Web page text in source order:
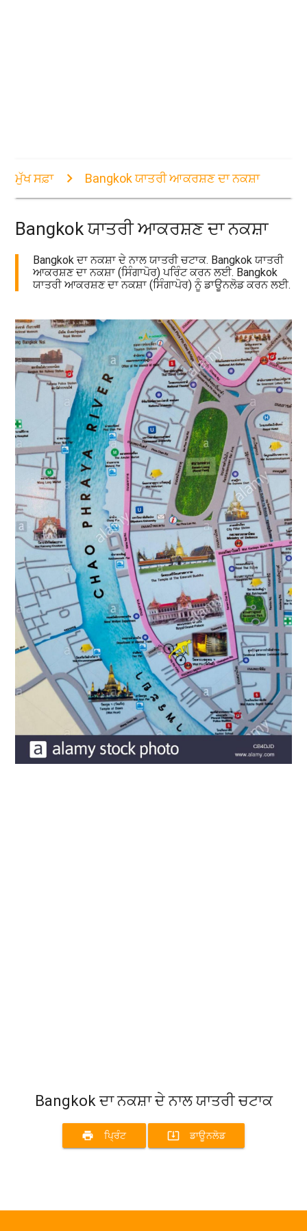
ਮੁੱਖ ਸਫ਼ਾ Bangkok ਯਾਤਰੀ ਆਕਰਸ਼ਣ ਦਾ ਨਕਸ਼ਾ
Bangkok ਯਾਤਰੀ ਆਕਰਸ਼ਣ ਦਾ ਨਕਸ਼ਾ
Bangkok ਦਾ ਨਕਸ਼ਾ ਦੇ ਨਾਲ ਯਾਤਰੀ ਚਟਾਕ. Bangkok ਯਾਤਰੀ
ਆਕਰਸ਼ਣ ਦਾ ਨਕਸ਼ਾ (ਸਿੰਗਾਪੋਰ) ਪਰਿੰਟ ਕਰਨ ਲਈ. Bangkok
ਯਾਤਰੀ ਆਕਰਸ਼ਣ ਦਾ ਨਕਸ਼ਾ (ਸਿੰਗਾਪੋਰ) ਨੂੰ ਡਾਊਨਲੋਡ ਕਰਨ ਲਈ.
Bangkok ਦਾ ਨਕਸ਼ਾ ਦੇ ਨਾਲ ਯਾਤਰੀ ਚਟਾਕ
print ਪ੍ਰਿੰਟ system_update_alt ਡਾਊਨਲੋਡ